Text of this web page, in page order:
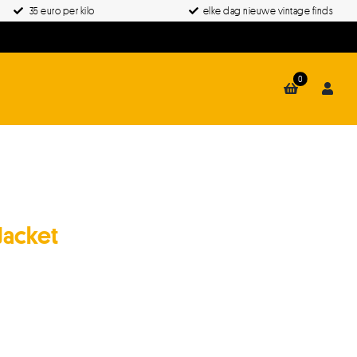
35 euro per kilo elke dag nieuwe vintage finds
0